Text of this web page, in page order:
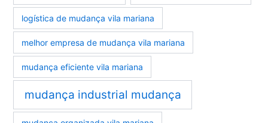
logística de mudança vila mariana
melhor empresa de mudança vila mariana
mudança eficiente vila mariana
mudança industrial mudança